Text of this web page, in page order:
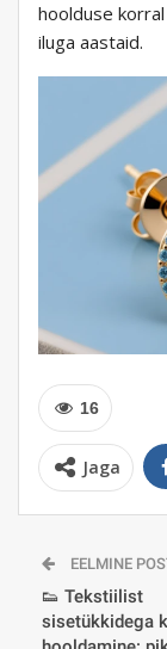
hoolduse
iluga aastaid.
16
Jaga
EELMINE
👟 Tekstiilist
sisetükkidega